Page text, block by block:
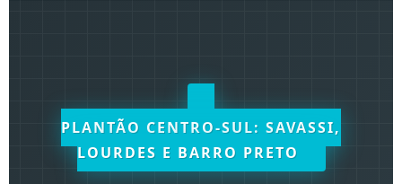
PLANTÃO CENTRO-SUL: SAVASSI,
LOURDES E BARRO PRETO